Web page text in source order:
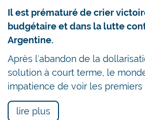
Il est prématuré de crier
budgétaire et dans la lutte
Argentine.
Après l'abandon de la
solution à court terme, le
impatience de voir les premiers
lire plus